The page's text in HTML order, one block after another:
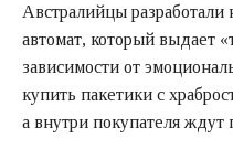
Австралийцы
автомат, который выдает
зависимости от
купить пакетики с
а внутри покупателя